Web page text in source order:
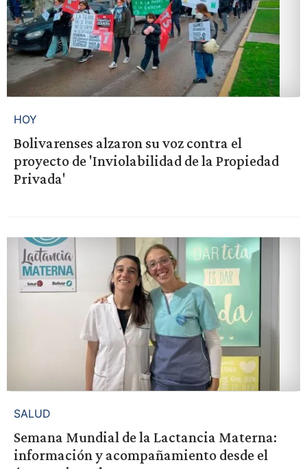
HOY
Bolivarenses alzaron su voz contra el
proyecto de 'Inviolabilidad de la Propiedad
Privada'
SALUD
Semana Mundial de la Lactancia Materna:
información y acompañamiento desde el